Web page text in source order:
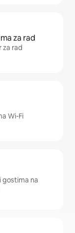
za rad
za rad
Wi-Fi
gostima na